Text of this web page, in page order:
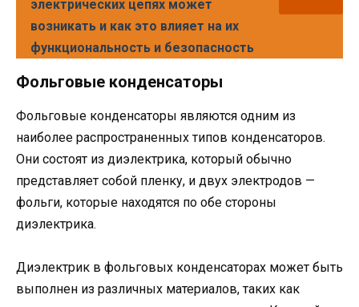
электрических цепях может
возникать и как это влияет на их
функциональность и безопасность
Фольговые конденсаторы
Фольговые конденсаторы являются одним из
наиболее распространенных типов конденсаторов.
Они состоят из диэлектрика, который обычно
представляет собой пленку, и двух электродов —
фольги, которые находятся по обе стороны
диэлектрика.
Диэлектрик в фольговых конденсаторах может быть
выполнен из различных материалов, таких как